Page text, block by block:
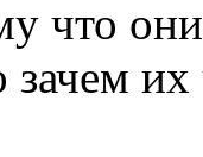
что
их